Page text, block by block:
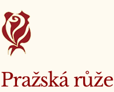
Pražská růže